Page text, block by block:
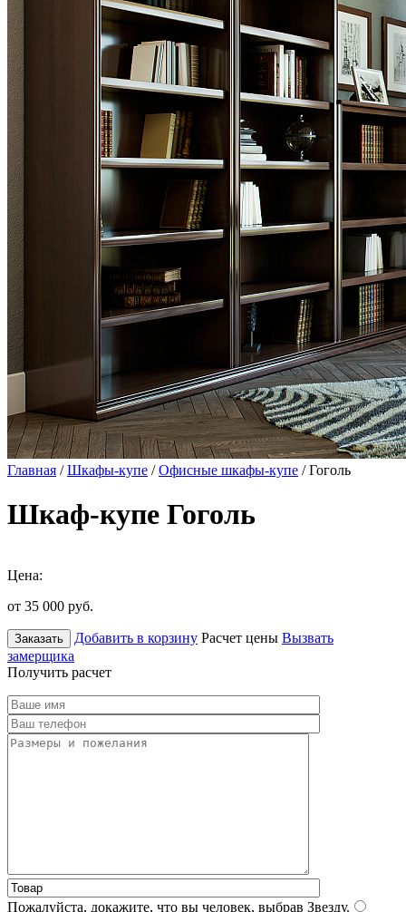
Главная /Шкафы-купе /Офисные шкафы-купе / Гоголь
Шкаф-купе Гоголь
Цена:
от 35 000 руб.
Заказать Добавить в корзину Расчет цены Вызвать
замерщика
Получить расчет
Пожалуйста, докажите, что вы человек, выбрав Звезду.